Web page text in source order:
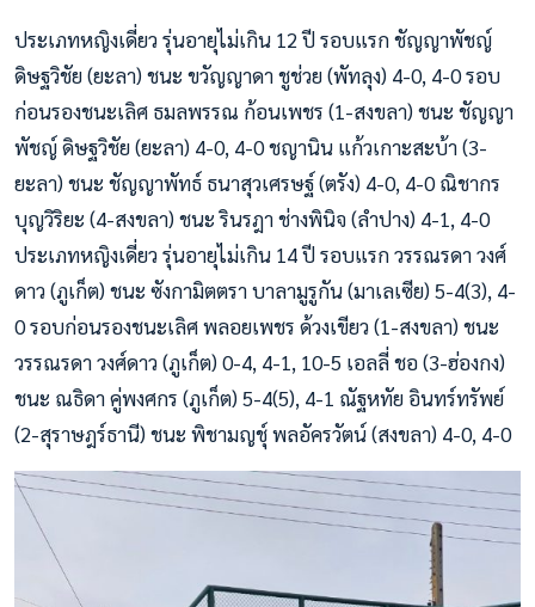
ประเภทหญิงเดี่ยว รุ่นอายุไม่เกิน 12 ปี รอบแรก ชัญญาพัชญ์
ดิษฐวิชัย (ยะลา) ชนะ ขวัญญาดา ชูช่วย (พัทลุง) 4-0, 4-0 รอบ
ก่อนรองชนะเลิศ ธมลพรรณ ก้อนเพชร (1-สงขลา) ชนะ ชัญญา
พัชญ์ ดิษฐวิชัย (ยะลา) 4-0, 4-0 ชญานิน แก้วเกาะสะบ้า (3-
ยะลา) ชนะ ชัญญาพัทธ์ ธนาสุวเศรษฐ์ (ตรัง) 4-0, 4-0 ณิชากร
บุญวิริยะ (4-สงขลา) ชนะ รินรฎา ช่างพินิจ (ลำปาง) 4-1, 4-0
ประเภทหญิงเดี่ยว รุ่นอายุไม่เกิน 14 ปี รอบแรก วรรณรดา วงศ์
ดาว (ภูเก็ต) ชนะ ซังกามิตตรา บาลามูรูกัน (มาเลเซีย) 5-4(3), 4-
0 รอบก่อนรองชนะเลิศ พลอยเพชร ด้วงเขียว (1-สงขลา) ชนะ
วรรณรดา วงศ์ดาว (ภูเก็ต) 0-4, 4-1, 10-5 เอลลี่ ชอ (3-ฮ่องกง)
ชนะ ณธิดา คู่พงศกร (ภูเก็ต) 5-4(5), 4-1 ณัฐหทัย อินทร์ทรัพย์
(2-สุราษฎร์ธานี) ชนะ พิชามญชุ์ พลอัครวัตน์ (สงขลา) 4-0, 4-0